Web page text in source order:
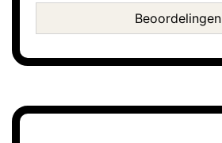
Beoordelingen